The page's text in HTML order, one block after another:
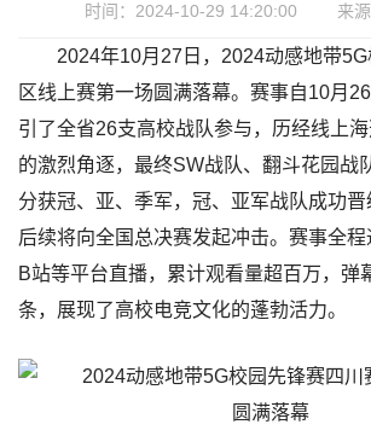
时间：2024-10-29 14:20:00 来
2024年10月27日，2024动感地带
区线上赛第一场圆满落幕。赛事自10月
引了全省26支高校战队参与，历经线上
的激烈角逐，最终‌SW战队‌、‌翻斗花园战
分获冠、亚、季军，冠、亚军战队成功晋
后续将向全国总决赛发起冲击。赛事全程
B站等平台直播，累计观看量超百万，弹
条，展现了高校电竞文化的蓬勃活力。